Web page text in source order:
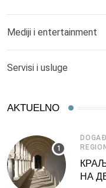
Mediji i entertainment
Servisi i usluge
AKTUELNO
REGION
НА